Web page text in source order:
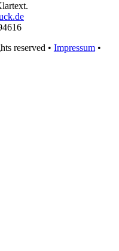
reserved • Impressum•